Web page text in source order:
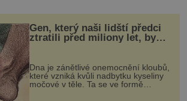
Gen, který naši lidští předci
ztratili před miliony let, by
mohl pomoci s léčbou
„nemoci králů“
Dna je zánětlivé onemocnění kloubů,
které vzniká kvůli nadbytku kyseliny
močové v těle. Ta se ve formě